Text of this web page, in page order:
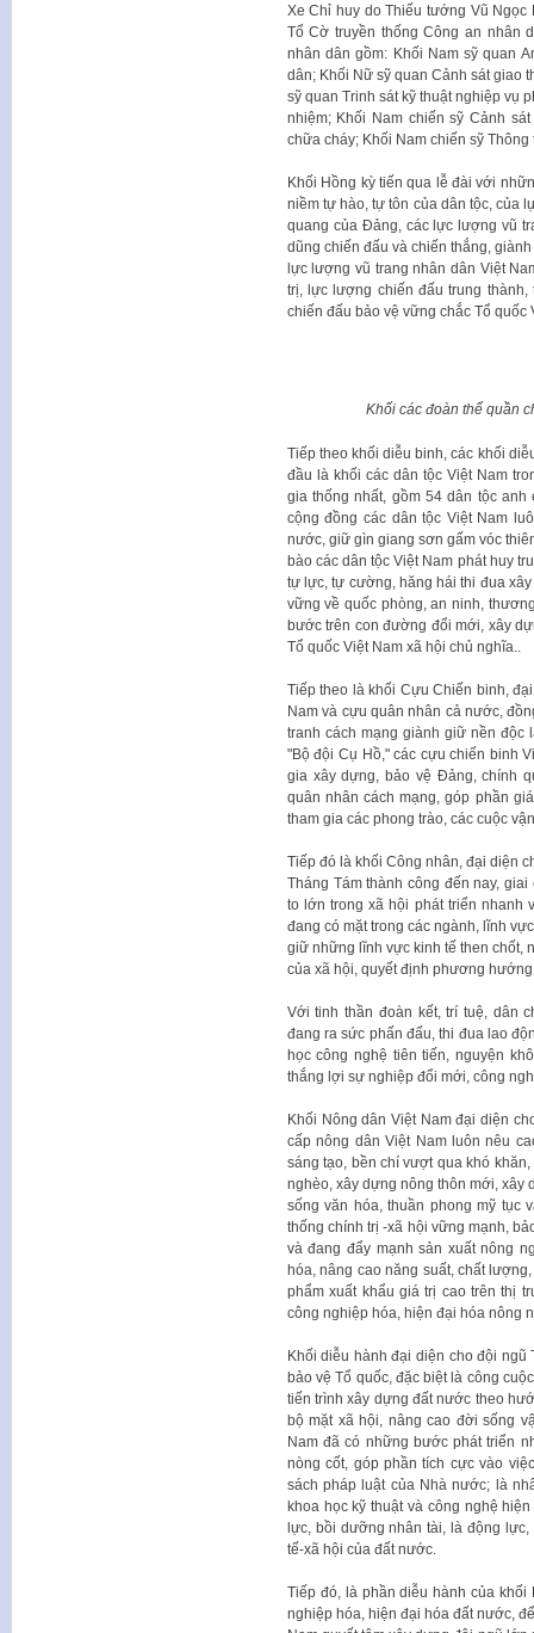
Xe Chỉ huy do Thiếu tướng Vũ
Tổ Cờ truyền thống Công an nhân
nhân dân gồm: Khối Nam sỹ quan
dân; Khối Nữ sỹ quan Cảnh sát giao
sỹ quan Trinh sát kỹ thuật nghiệp vụ
nhiệm; Khối Nam chiến sỹ Cảnh
chữa cháy; Khối Nam chiến sỹ
Khối Hồng kỳ tiến qua lễ đài với
niềm tự hào, tự tôn của dân tộc, của
quang của Đảng, các lực lượng vũ
dũng chiến đấu và chiến thắng,
lực lượng vũ trang nhân dân Việt
trị, lực lượng chiến đấu trung
chiến đấu bảo vệ vững chắc Tổ quốc
​Khối các đoàn thể quần
​Tiếp theo khối diễu binh, các khối
đầu là khối các dân tộc Việt Nam
gia thống nhất, gồm 54 dân tộc
cộng đồng các dân tộc Việt Nam
nước, giữ gìn giang sơn gấm vóc
bào các dân tộc Việt Nam phát huy
tự lực, tự cường, hăng hái thi đua
vững về quốc phòng, an ninh,
bước trên con đường đổi mới, xây
Tổ quốc Việt Nam xã hội chủ nghĩa..
Tiếp theo là khối Cựu Chiến binh,
Nam và cựu quân nhân cả nước,
tranh cách mạng giành giữ nền độc
"Bộ đội Cụ Hồ," các cựu chiến binh
gia xây dựng, bảo vệ Đảng, chính
quân nhân cách mạng, góp phần
tham gia các phong trào, các cuộc
Tiếp đó là khối Công nhân, đại diện
Tháng Tám thành công đến nay,
to lớn trong xã hội phát triển
đang có mặt trong các ngành, lĩnh
giữ những lĩnh vực kinh tế then chốt,
của xã hội, quyết định phương
Với tinh thần đoàn kết, trí tuệ, dân
đang ra sức phấn đấu, thi đua lao
học công nghệ tiên tiến, nguyện
thắng lợi sự nghiệp đổi mới, công
Khối Nông dân Việt Nam đại diện
cấp nông dân Việt Nam luôn nêu
sáng tạo, bền chí vượt qua khó
nghèo, xây dựng nông thôn mới, xây
sống văn hóa, thuần phong mỹ tục
thống chính trị -xã hội vững mạnh,
và đang đẩy mạnh sản xuất nông
hóa, nâng cao năng suất, chất
phẩm xuất khẩu giá trị cao trên thị
công nghiệp hóa, hiện đại hóa nông
Khối diễu hành đại diện cho đội ngũ
bảo vệ Tổ quốc, đặc biệt là công
tiến trình xây dựng đất nước theo
bộ mặt xã hội, nâng cao đời sống
Nam đã có những bước phát triển
nòng cốt, góp phần tích cực vào
sách pháp luật của Nhà nước; là
khoa học kỹ thuật và công nghệ
lực, bồi dưỡng nhân tài, là động lực,
tế-xã hội của đất nước.
Tiếp đó, là phần diễu hành của
nghiệp hóa, hiện đại hóa đất nước,